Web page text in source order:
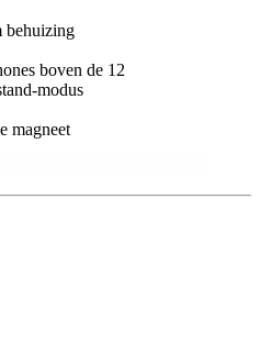
behuizing
boven de 12
modus
magneet